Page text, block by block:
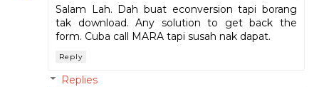
Salam Lah. Dah buat econversion tapi borang
tak download. Any solution to get back the
form. Cuba call MARA tapi susah nak dapat.
Reply
Replies